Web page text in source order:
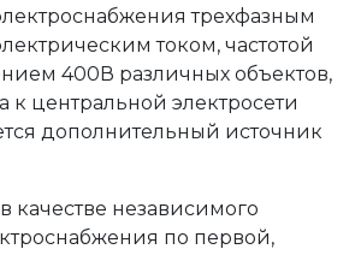
трехфазным
током, частотой
400В различных объектов,
к центральной электросети
дополнительный источник
качестве независимого
по первой,